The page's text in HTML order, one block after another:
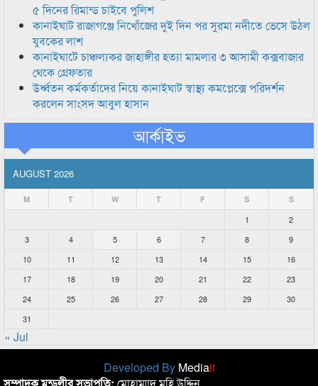
৫ দিনের রিমান্ড চাইবে পুলিশ
কানাইঘাট রাজাগঞ্জে নিখোঁজের দুই দিন পর সুরমা নদীতে ভেসে উঠল
যুবকের লাশ
কানাইঘাটে চাঞ্চল্যকর জাহাঙ্গীর হত্যা মামলার ৩ আসামী কক্সবাজার
থেকে গ্রেফতার
উর্ধ্বতন কর্মকর্তাদের নিয়ে কানাইঘাট স্বাস্থ্য কমপ্লেক্সে পরিদর্শন
করলেন সাংসদ আবুল হাসান
আর্কাইভ
AUGUST 2026
M T W T F S S
1
2
3
4 5 6 7 8
9
10
11 12 13 14 15
16
17
18 19 20 21 22
23
24
25 26 27 28 29
30
31
« Jul
Developed By Mediait